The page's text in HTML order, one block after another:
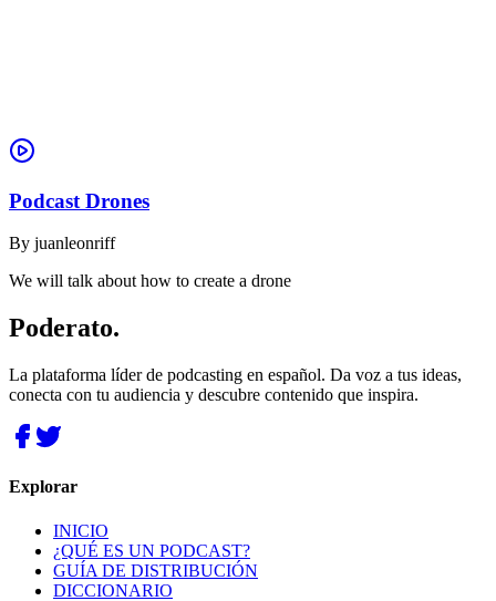
Podcast Drones
By juanleonriff
We will talk about how to create a drone
Poderato.
La plataforma líder de podcasting en español. Da voz a tus ideas,
conecta con tu audiencia y descubre contenido que inspira.
Explorar
INICIO
¿QUÉ ES UN PODCAST?
GUÍA DE DISTRIBUCIÓN
DICCIONARIO